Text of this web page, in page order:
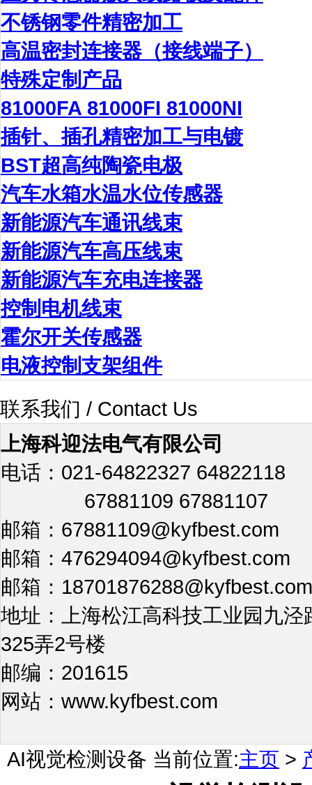
不锈钢零件精密加工
高温密封连接器（接线端子）
特殊定制产品
81000FA 81000FI 81000NI
插针、插孔精密加工与电镀
BST超高纯陶瓷电极
汽车水箱水温水位传感器
新能源汽车通讯线束
新能源汽车高压线束
新能源汽车充电连接器
控制电机线束
霍尔开关传感器
电液控制支架组件
联系我们 / Contact Us
上海科迎法电气有限公司
电话：021-64822327 64822118
67881109 67881107
邮箱：67881109@kyfbest.com
邮箱：476294094@kyfbest.com
邮箱：18701876288@kyfbest.com
地址：上海松江高科技工业园九泾
325弄2号楼
邮编：201615
网站：www.kyfbest.com
AI视觉检测设备 当前位置:主页 >